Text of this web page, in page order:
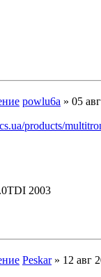
powlu6a » 05
products/
2003
Peskar» 12 авг